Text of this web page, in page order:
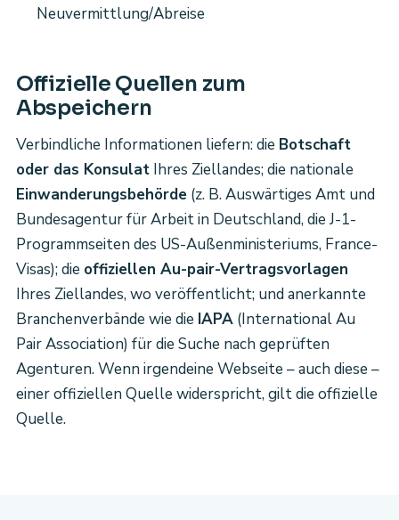
Neuvermittlung/Abreise
Offizielle Quellen zum
Abspeichern
Verbindliche Informationen liefern: die Botschaft
oder das KonsulatIhres Ziellandes; die nationale
Einwanderungsbehörde(z. B. Auswärtiges Amt und
Bundesagentur für Arbeit in Deutschland, die J-1-
Programmseiten des US-Außenministeriums, France-
Visas); die offiziellen Au-pair-Vertragsvorlagen
Ihres Ziellandes, wo veröffentlicht; und anerkannte
Branchenverbände wie die IAPA(International Au
Pair Association) für die Suche nach geprüften
Agenturen. Wenn irgendeine Webseite – auch diese –
einer offiziellen Quelle widerspricht, gilt die offizielle
Quelle.